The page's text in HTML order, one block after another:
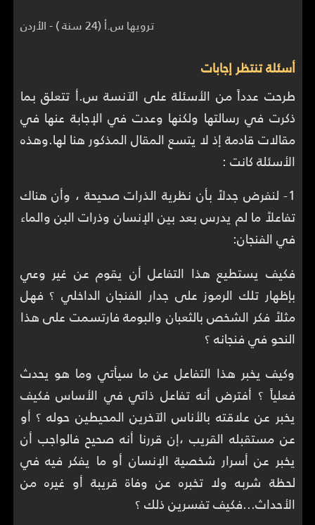
ترويها س.أ (24 سنة ) - الأردن
أسئلة تنتظر إجابات
طرحت عدداً من الأسئلة على الآنسة س.أ تتعلق بما
ذكرت في رسالتها ولكنها وعدت في الإجابة عنها في
مقالات قادمة إذ لا يتسع المقال المذكور هنا لها.وهذه
الأسئلة كانت :
1- لنفرض جدلاً بأن نظرية الذرات صحيحة ، وأن هناك
تفاعلاً ما لم يدرس بعد بين الإنسان وذرات البن والماء
في الفنجان:
فكيف يستطيع هذا التفاعل أن يقوم عن غير وعي
بإظهار تلك الرموز على جدار الفنجان الداخلي ؟ فهل
مثلاً فكر الشخص بالثعبان والبومة فارتسمت على هذا
النحو في فنجانه ؟
وكيف يخبر هذا التفاعل عن ما سيأتي وما هو يحدث
فعلياً ؟ أفترض أنه تفاعل ذاتي في الأساس فكيف
يخبر عن علاقته بالأناس الآخرين المحيطين حوله ؟ أو
عن مستقبله القريب ،إن قررنا أنه صحيح فالواجب أن
يخبر عن أسرار شخصية الإنسان أو ما يفكر فيه في
لحظة شربه ولا تخبره عن وفاة قريبة أو غيره من
الأحداث...فكيف تفسرين ذلك ؟